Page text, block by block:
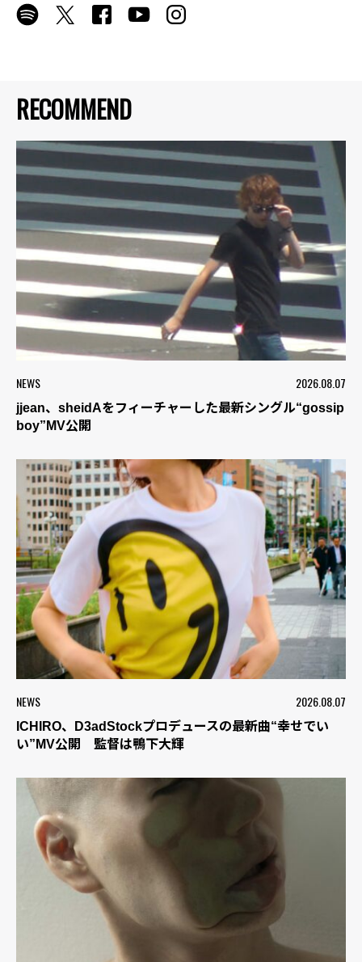
RECOMMEND
NEWS 2026.08.07
jjean、sheidAをフィーチャーした最新シングル“gossip
boy”MV公開
NEWS 2026.08.07
ICHIRO、D3adStockプロデュースの最新曲“幸せでい
い”MV公開 監督は鴨下大輝